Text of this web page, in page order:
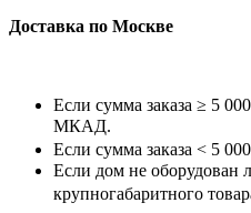
Доставка по Москве
Если сумма заказа ≥ 5
МКАД.
Если сумма заказа < 5
Если дом не оборудован
крупногабаритного